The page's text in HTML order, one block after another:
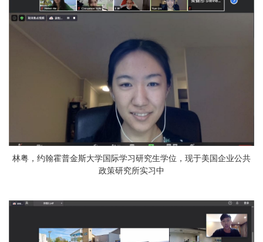
林粤，约翰霍普金斯大学国际学习研究生学位，现于美国企业公共
政策研究所实习中